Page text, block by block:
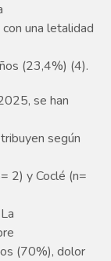
una letalidad
(23,4%) (4).
se han
según
2) y Coclé (n=
(70%), dolor